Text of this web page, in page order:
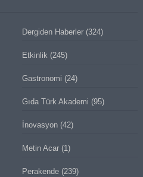
Dergiden Haberler (324)
Etkinlik (245)
Gastronomi (24)
Gıda Türk Akademi (95)
İnovasyon (42)
Metin Acar (1)
Perakende (239)